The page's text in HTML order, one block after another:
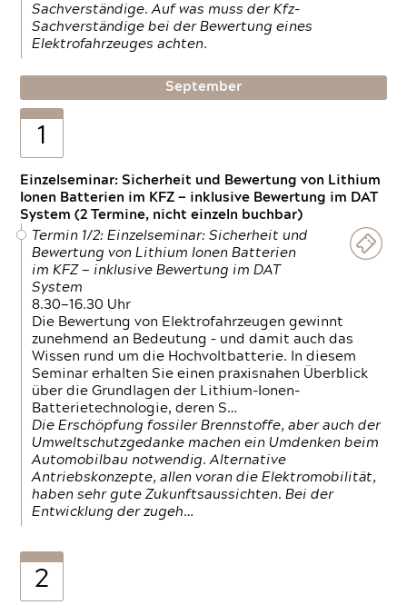
Sachverständige. Auf was muss der Kfz-
Sachverständige bei der Bewertung eines
Elektrofahrzeuges achten.
September
1
Einzelseminar: Sicherheit und Bewertung von Lithium
Ionen Batterien im KFZ — inklusive Bewertung im DAT
System (2 Termine, nicht einzeln buchbar)
Termin 1/2: Einzelseminar: Sicherheit und
Bewertung von Lithium Ionen Batterien
im KFZ — inklusive Bewertung im DAT
System
8.30—16.30 Uhr
Die Bewertung von Elektrofahrzeugen gewinnt
zunehmend an Bedeutung – und damit auch das
Wissen rund um die Hochvoltbatterie. In diesem
Seminar erhalten Sie einen praxisnahen Überblick
über die Grundlagen der Lithium-Ionen-
Batterietechnologie, deren S…
Die Erschöpfung fossiler Brennstoffe, aber auch der
Umweltschutzgedanke machen ein Umdenken beim
Automobilbau notwendig. Alternative
Antriebskonzepte, allen voran die Elektromobilität,
haben sehr gute Zukunftsaussichten. Bei der
Entwicklung der zugeh…
2